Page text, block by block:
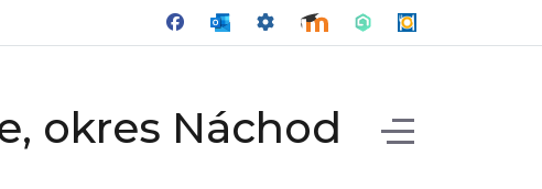
okres Náchod Off-Canvas